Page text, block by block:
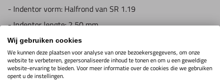
- Indentor vorm: Halfrond van SR 1.19
- Indentor lengte: 2,50 mm
- Gewicht shoremeter: 208 gr.
- Dikte van het werkstuk moet minimaal 1,2 mm zijn.
Wij gebruiken cookies
We kunnen deze plaatsen voor analyse van onze bezoekersgegevens, om onze
website te verbeteren, gepersonaliseerde inhoud te tonen en om u een geweldige
website-ervaring te bieden. Voor meer informatie over de cookies die we gebruiken
opent u de instellingen.